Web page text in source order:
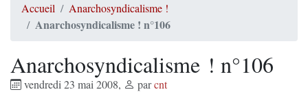
Accueil Anarchosyndicalisme !
Anarchosyndicalisme ! n°106
Anarchosyndicalisme ! n°106
vendredi 23 mai 2008, parcnt